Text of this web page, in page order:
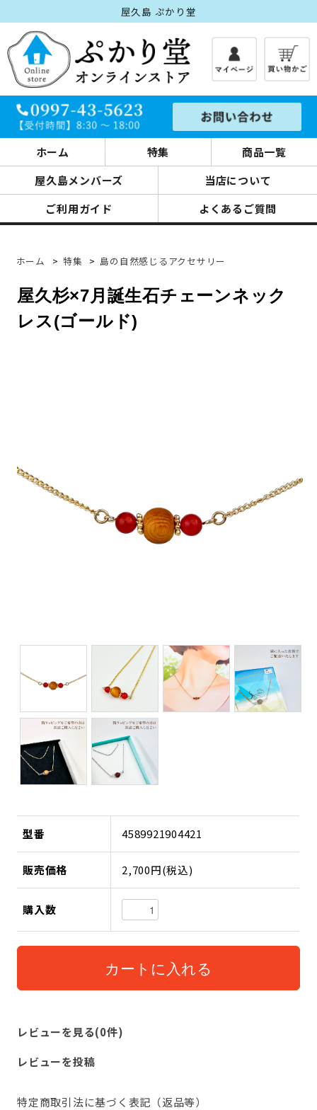
屋久島 ぷかり堂
ホーム 特集
商品一覧
屋久島メンバーズ
当店について
ご利用ガイド
よくあるご質問
ホーム > 特集 > 島の自然感じるアクセサリー
屋久杉×7月誕生石チェーンネック
レス(ゴールド)
型番 4589921904421
販売価格 2,700円(税込)
購入数
レビューを見る(0件)
レビューを投稿
特定商取引法に基づく表記（返品等）